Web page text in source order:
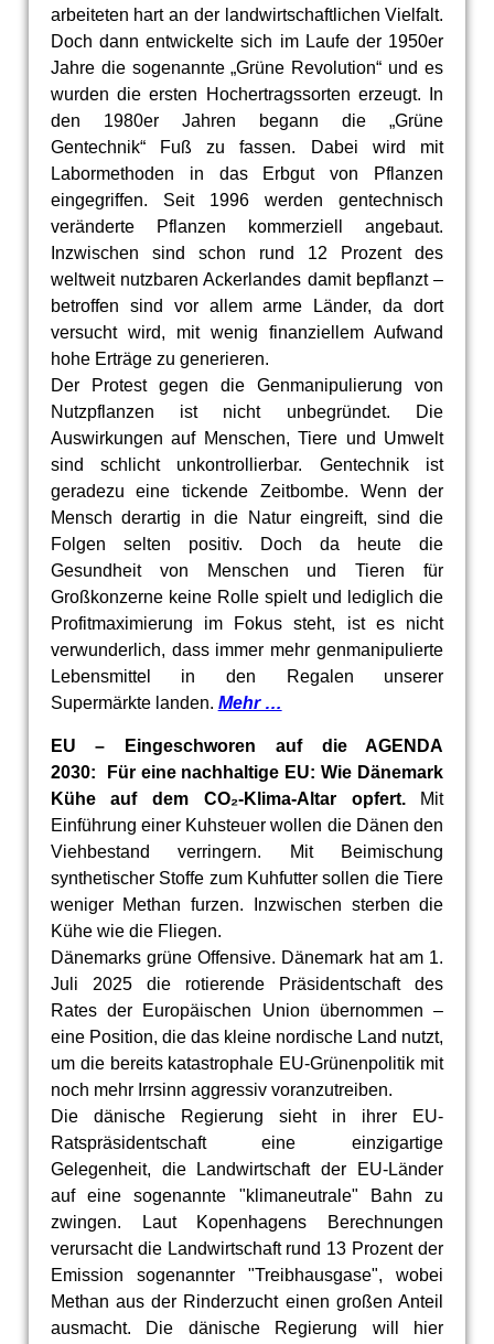
arbeiteten hart an der landwirtschaftlichen Vielfalt.
Doch dann entwickelte sich im Laufe der 1950er
Jahre die sogenannte „Grüne Revolution“ und es
wurden die ersten Hochertragssorten erzeugt. In
den 1980er Jahren begann die „Grüne
Gentechnik“ Fuß zu fassen. Dabei wird mit
Labormethoden in das Erbgut von Pflanzen
eingegriffen. Seit 1996 werden gentechnisch
veränderte Pflanzen kommerziell angebaut.
Inzwischen sind schon rund 12 Prozent des
weltweit nutzbaren Ackerlandes damit bepflanzt –
betroffen sind vor allem arme Länder, da dort
versucht wird, mit wenig finanziellem Aufwand
hohe Erträge zu generieren.
Der Protest gegen die Genmanipulierung von
Nutzpflanzen ist nicht unbegründet. Die
Auswirkungen auf Menschen, Tiere und Umwelt
sind schlicht unkontrollierbar. Gentechnik ist
geradezu eine tickende Zeitbombe. Wenn der
Mensch derartig in die Natur eingreift, sind die
Folgen selten positiv. Doch da heute die
Gesundheit von Menschen und Tieren für
Großkonzerne keine Rolle spielt und lediglich die
Profitmaximierung im Fokus steht, ist es nicht
verwunderlich, dass immer mehr genmanipulierte
Lebensmittel in den Regalen unserer
Supermärkte landen. Mehr …
EU – Eingeschworen auf die AGENDA
2030: Für eine nachhaltige EU: Wie Dänemark
Kühe auf dem CO₂-Klima-Altar opfert.Mit
Einführung einer Kuhsteuer wollen die Dänen den
Viehbestand verringern. Mit Beimischung
synthetischer Stoffe zum Kuhfutter sollen die Tiere
weniger Methan furzen. Inzwischen sterben die
Kühe wie die Fliegen.
Dänemarks grüne Offensive. Dänemark hat am 1.
Juli 2025 die rotierende Präsidentschaft des
Rates der Europäischen Union übernommen –
eine Position, die das kleine nordische Land nutzt,
um die bereits katastrophale EU-Grünenpolitik mit
noch mehr Irrsinn aggressiv voranzutreiben.
Die dänische Regierung sieht in ihrer EU-
Ratspräsidentschaft eine einzigartige
Gelegenheit, die Landwirtschaft der EU-Länder
auf eine sogenannte "klimaneutrale" Bahn zu
zwingen. Laut Kopenhagens Berechnungen
verursacht die Landwirtschaft rund 13 Prozent der
Emission sogenannter "Treibhausgase", wobei
Methan aus der Rinderzucht einen großen Anteil
ausmacht. Die dänische Regierung will hier